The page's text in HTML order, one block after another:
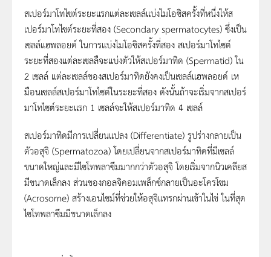
สเปอร์มาโทไซต์ระยะแรกแต่ละเซลล์แบ่งไมโอซิสครั้งที่หนึ่งให้ส
เปอร์มาโทไซต์ระยะที่สอง (Secondary spermatocytes) ซึ่งเป็น
เซลล์แฮพลอยด์ ในการแบ่งไมโอซิสครั้งที่สอง สเปอร์มาโทไซต์
ระยะที่สองแต่ละเซลลืจะแบ่งตัวให้สเปอร์มาทิด (Spermatid) ใน
2 เซลล์ แต่ละเซลล์ของสเปอร์มาทิดยังคงเป็นเซลล์แฮพลอยด์ เห
มือนเซลล์สเปอร์มาโทไซต์ในระยะที่สอง ดังนั้นถ้าจะเริ่มจากสเปอร์
มาโทไซต์ระยะแรก 1 เซลล์จะให้สเปอร์มาทิด 4 เซลล์
สเปอร์มาทิดมีการเปลี่ยนแปลง (Differentiate) รูปร่างกลายเป็น
ตัวอสุจิ (Spermatozoa) โดยเปลี่ยนจากสเปอร์มาทิดที่มีเซลล์
ขนาดใหญ่และมีไซโทพลาซึมมากกว่าตัวอสุจิ โดยเริ่มจากนิวเคลียส
มีขนาดเล็กลง ส่วนของกอลจิคอมเพล็กซ์กลายเป็นอะโครโซม
(Acrosome) สร้างเอนไซม์ที่ช่วยให้อสุจิแทรกผ่านเข้าในไข่ ในที่สุด
ไซโทพลาซึมมีขนาดเล็กลง